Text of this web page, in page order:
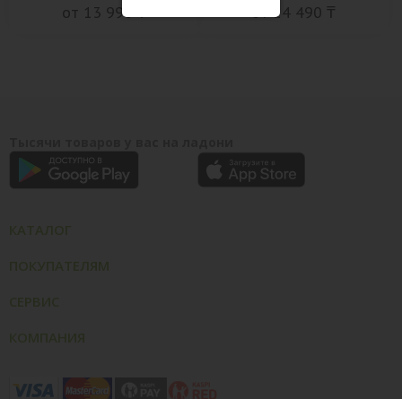
от 13 990 ₸ от 14 490 ₸